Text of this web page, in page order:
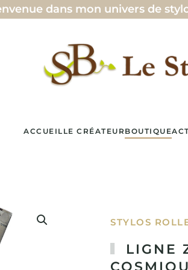
passions 🖊️ — ♥ —
ACCUEIL LE CRÉATEURBOUTIQUE
STYLOS
LIGNE